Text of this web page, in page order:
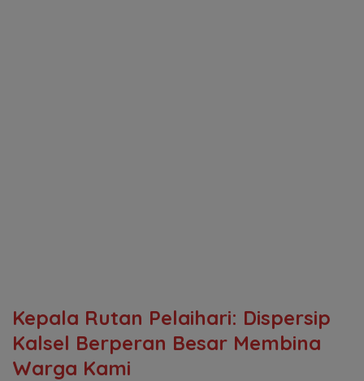
Kepala Rutan Pelaihari: Dispersip
Kalsel Berperan Besar Membina
Warga Kami